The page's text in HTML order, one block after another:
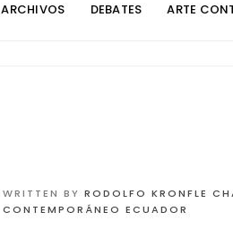
ARCHIVOS DEBATES ARTE
WRITTEN BY RODOLFO KRONFLE
CONTEMPORÁNEO ECUADOR